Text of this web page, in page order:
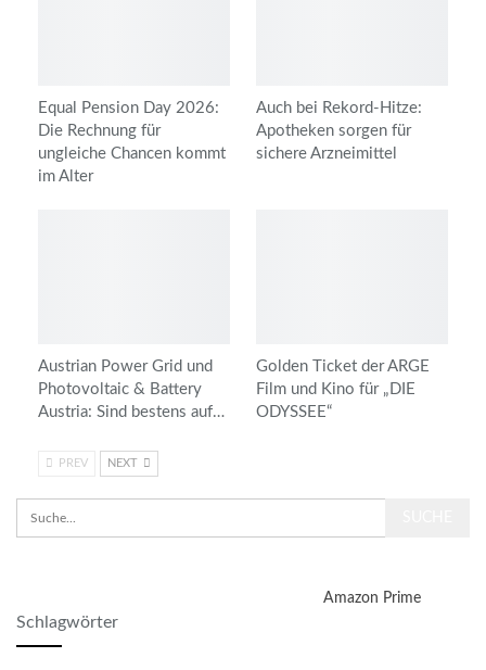
Equal Pension Day 2026:
Die Rechnung für
ungleiche Chancen kommt
im Alter
Auch bei Rekord-Hitze:
Apotheken sorgen für
sichere Arzneimittel
Austrian Power Grid und
Photovoltaic & Battery
Austria: Sind bestens auf…
Golden Ticket der ARGE
Film und Kino für „DIE
ODYSSEE“
PREV NEXT
Amazon Prime
Schlagwörter